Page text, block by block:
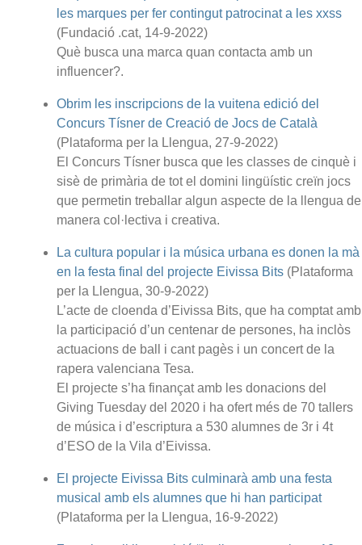
les marques per fer contingut patrocinat a les xxss
(Fundació .cat, 14-9-2022)
Què busca una marca quan contacta amb un
influencer?.
Obrim les inscripcions de la vuitena edició del
Concurs Tísner de Creació de Jocs de Català
(Plataforma per la Llengua, 27-9-2022)
El Concurs Tísner busca que les classes de cinquè i
sisè de primària de tot el domini lingüístic creïn jocs
que permetin treballar algun aspecte de la llengua de
manera col·lectiva i creativa.
La cultura popular i la música urbana es donen la mà
en la festa final del projecte Eivissa Bits (Plataforma
per la Llengua, 30-9-2022)
L’acte de cloenda d’Eivissa Bits, que ha comptat amb
la participació d’un centenar de persones, ha inclòs
actuacions de ball i cant pagès i un concert de la
rapera valenciana Tesa.
El projecte s’ha finançat amb les donacions del
Giving Tuesday del 2020 i ha ofert més de 70 tallers
de música i d’escriptura a 530 alumnes de 3r i 4t
d’ESO de la Vila d’Eivissa.
El projecte Eivissa Bits culminarà amb una festa
musical amb els alumnes que hi han participat
(Plataforma per la Llengua, 16-9-2022)